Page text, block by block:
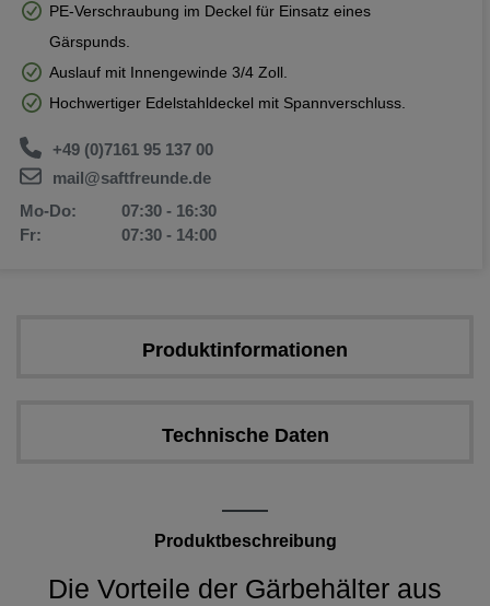
PE-Verschraubung im Deckel für Einsatz eines
Gärspunds.
Auslauf mit Innengewinde 3/4 Zoll.
Hochwertiger Edelstahldeckel mit Spannverschluss.
+49 (0)7161 95 137 00
mail@saftfreunde.de
Mo-Do:
07:30 - 16:30
Fr:
07:30 - 14:00
Produktinformationen
Technische Daten
Produktbeschreibung
Die Vorteile der Gärbehälter aus